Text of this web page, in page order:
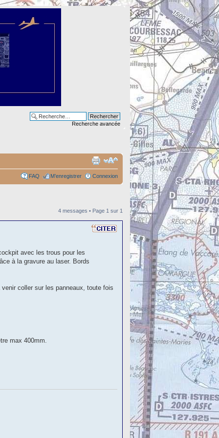
Recherche avancée
FAQ M’enregistrer Connexion
4 messages • Page 1 sur 1
avec les trous pour les
à la gravure au laser. Bords
coller sur les panneaux, toute fois
max 400mm.